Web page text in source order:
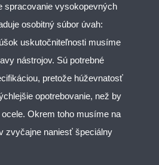
spracovanie vysokopevných
osobitný súbor úvah:
uskutočniteľnosti musíme
nástrojov. Sú potrebné
pretože húževnatosť
opotrebovanie, než by
Okrem toho musíme na
zvyčajne naniesť špeciálny